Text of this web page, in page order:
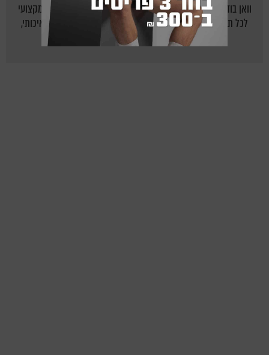
וואן בודי - אתר הכושר של ישראל: יוצרים לישראלים בית חם ומקצועי
לכל תחום הכושר, תזונה נכונה ואורח חיים בריא על ידי תוכן איכותי,
מקצועי, צעיר ומעניין.